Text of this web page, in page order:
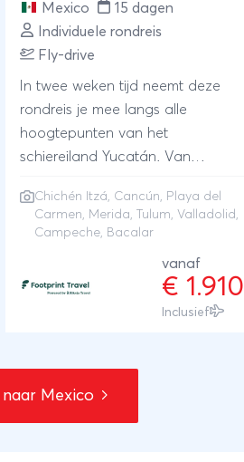
Mexico
15 dagen
Individuele rondreis
Fly-drive
In twee weken tijd neemt deze
rondreis je mee langs alle
hoogtepunten van het
schiereiland Yucatán. Van
jungle, je ziet het allemaal. Je
start je reis in het zonnige
samenkomt met de zonovergoten
stranden.De volgende stops
nemen je mee op reis door het
de wereld van de Maya’s tijdens
een bezoek aan Chichén Itzá
Chichén Itzá, Cancún, Playa del
Carmen, Merida, Tulum, Valladolid,
Campeche, Bacalar
vanaf
€ 1.910
Inclusief
Mexico